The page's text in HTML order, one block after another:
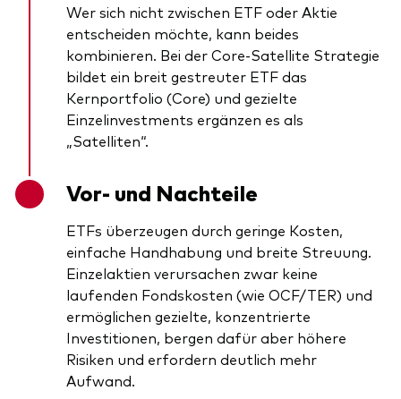
Wer sich nicht zwischen ETF oder Aktie
entscheiden möchte, kann beides
kombinieren. Bei der Core-Satellite Strategie
bildet ein breit gestreuter ETF das
Kernportfolio (Core) und gezielte
Einzelinvestments ergänzen es als
„Satelliten“.
Vor- und Nachteile
ETFs überzeugen durch geringe Kosten,
einfache Handhabung und breite Streuung.
Einzelaktien verursachen zwar keine
laufenden Fondskosten (wie OCF/TER) und
ermöglichen gezielte, konzentrierte
Investitionen, bergen dafür aber höhere
Risiken und erfordern deutlich mehr
Aufwand.